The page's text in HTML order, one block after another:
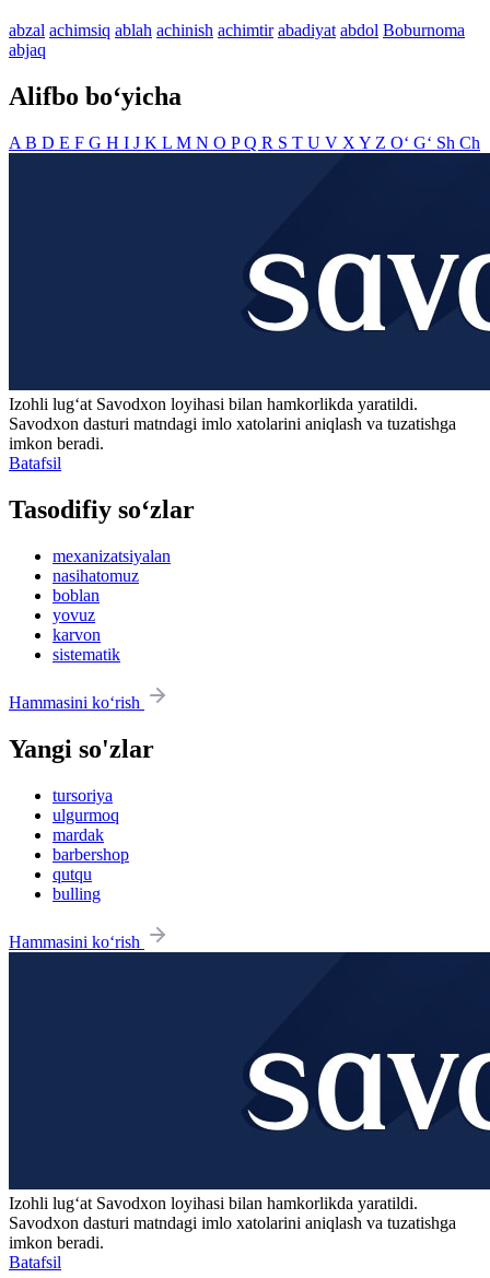
abzal achimsiq ablah achinish achimtir abadiyat abdol Boburnoma
abjaq
Alifbo bo‘yicha
A B D E F G H I J K L M N O PQ R S T U V X Y Z O‘ G‘ Sh Ch
Izohli lugʻat Savodxon loyihasi bilan hamkorlikda yaratildi.
Savodxon dasturi matndagi imlo xatolarini aniqlash va tuzatishga
imkon beradi.
Batafsil
Tasodifiy so‘zlar
mexanizatsiyalan
nasihatomuz
boblan
yovuz
karvon
sistematik
Hammasini ko‘rish
Yangi so'zlar
tursoriya
ulgurmoq
mardak
barbershop
qutqu
bulling
Hammasini ko‘rish
Izohli lugʻat Savodxon loyihasi bilan hamkorlikda yaratildi.
Savodxon dasturi matndagi imlo xatolarini aniqlash va tuzatishga
imkon beradi.
Batafsil